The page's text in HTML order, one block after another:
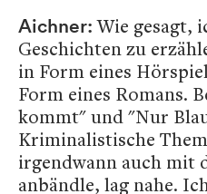
Aichner: Wie gesagt,
Geschichten zu
in Form eines
Form eines Romans.
kommt" und "Nur
Kriminalistische
irgendwann auch mit
anbändle, lag nahe.